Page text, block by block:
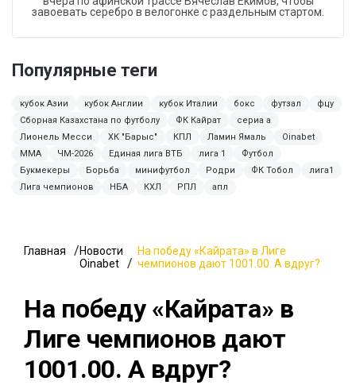
завоевать серебро в велогонке с раздельным стартом.
Популярные теги
кубок Азии кубок Англии кубок Италии бокс футзал
фцу
Сборная Казахстана по футболу
ФК Кайрат
сериа а
Лионель Месси
ХК "Барыс" КПЛ Ламин Ямаль
Oinabet
ММА
ЧМ-2026 Единая лига ВТБ лига 1
Футбол
Букмекеры
Борьба минифутбол Родри ФК Тобол
лига1
Лига чемпионов
НБА КХЛ РПЛ апл
Главная
Новости
Oinabet
На победу «Кайрата» в Лиге
чемпионов дают 1001.00. А вдруг?
На победу «Кайрата» в
Лиге чемпионов дают
1001.00. А вдруг?